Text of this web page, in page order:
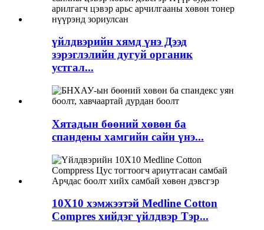
үйлдвэрийн хямд үнэ Дээд
зэрэглэлийн дугуй органик
устгал...
Хятадын бөөний хөвөн ба
спандены хамгийн сайн үнэ...
10X10 хэмжээтэй Medline Cotton
Compres хийдэг үйлдвэр Тэр...